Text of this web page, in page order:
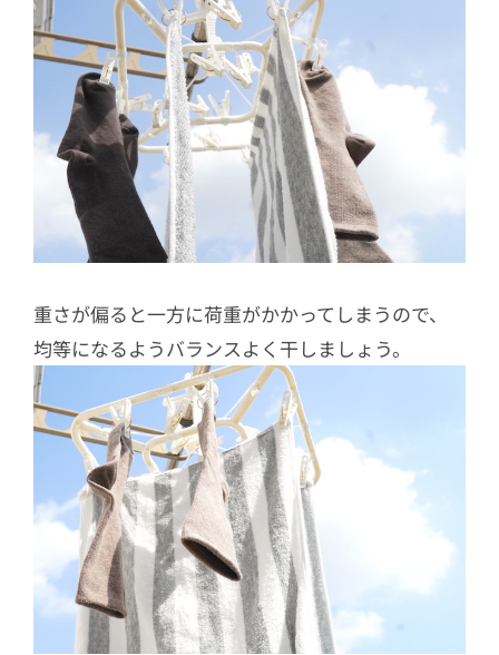
重さが偏ると一方に荷重がかかってしまうので、
均等になるようバランスよく干しましょう。